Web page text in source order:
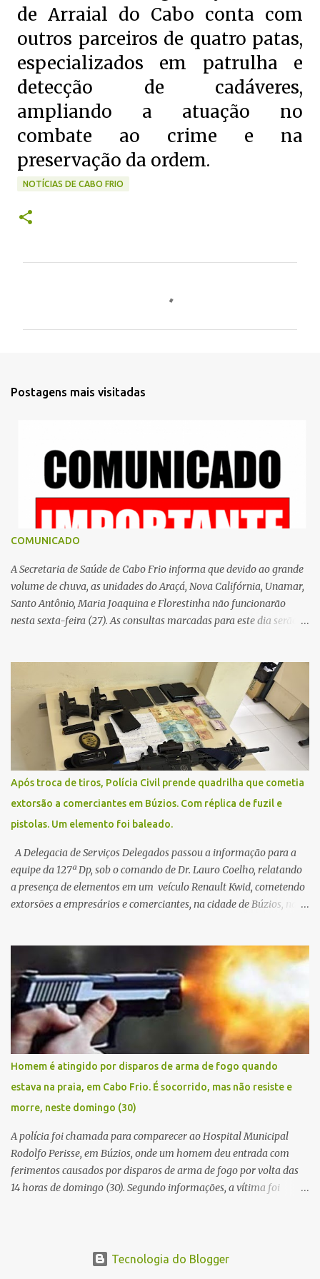
de Arraial do Cabo conta com
outros parceiros de quatro patas,
especializados em patrulha e
detecção de cadáveres,
ampliando a atuação no
combate ao crime e na
preservação da ordem.
NOTÍCIAS DE CABO FRIO
Postagens mais visitadas
COMUNICADO
A Secretaria de Saúde de Cabo Frio informa que devido ao grande
volume de chuva, as unidades do Araçá, Nova Califórnia, Unamar,
Santo Antônio, Maria Joaquina e Florestinha não funcionarão
nesta sexta-feira (27). As consultas marcadas para este dia serão
Contamos com a compreensão de toda população, pois se trata de
uma situação climática que foge ao controle da administração
pública.
Após troca de tiros, Polícia Civil prende quadrilha que cometia
extorsão a comerciantes em Búzios. Com réplica de fuzil e
pistolas. Um elemento foi baleado.
A Delegacia de Serviços Delegados passou a informação para a
equipe da 127ª Dp, sob o comando de Dr. Lauro Coelho, relatando
a presença de elementos em um veículo Renault Kwid, cometendo
extorsões a empresários e comerciantes, na cidade de Búzios, na
fugir da cidade Buziana. Um dos detidos é policial civil e este foi
baleado na perna na troca de tiros . Na ocorrência, três armas,
pistolas e uma réplica de fuzil, foram apreendidas. O homem
baleado foi identificado como Claudio Bastos, conhecido no meio
político.
Homem é atingido por disparos de arma de fogo quando
estava na praia, em Cabo Frio. É socorrido, mas não resiste e
morre, neste domingo (30)
A polícia foi chamada para comparecer ao Hospital Municipal
Rodolfo Perisse, em Búzios, onde um homem deu entrada com
ferimentos causados por disparos de arma de fogo por volta das
14 horas de domingo (30). Segundo informações, a vítima foi
que também frequentavam o local . O homem foi atingido no
Tecnologia do Blogger